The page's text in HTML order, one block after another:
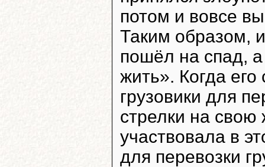
потом и вовсе
Таким образом,
пошёл на спад, а
жить». Когда его
грузовики для
стрелки на свою
участвовала в
для перевозки